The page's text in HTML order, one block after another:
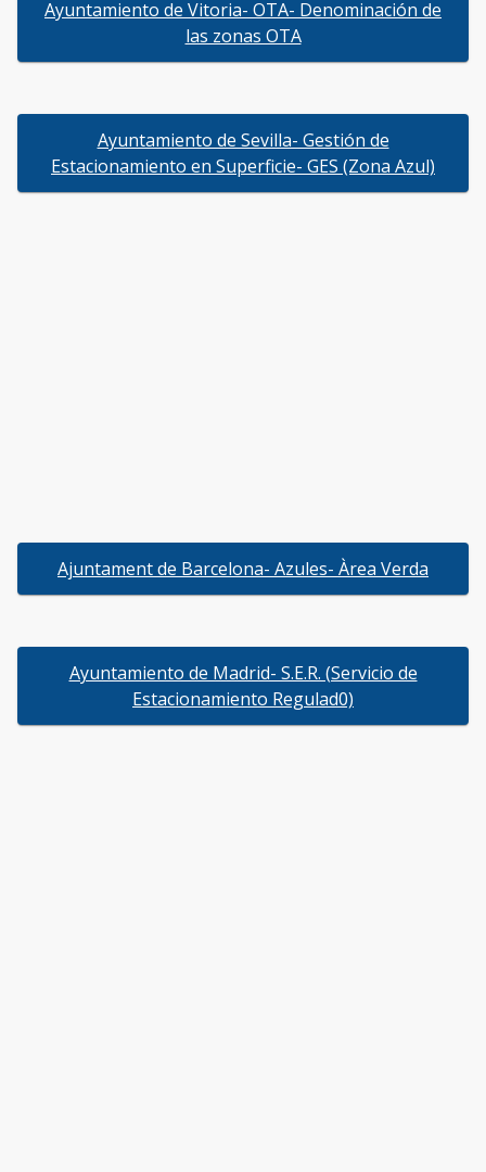
Ayuntamiento de Vitoria- OTA- Denominación de
las zonas OTA
Ayuntamiento de Sevilla- Gestión de
Estacionamiento en Superficie- GES (Zona Azul)
Ajuntament de Barcelona- Azules- Àrea Verda
Ayuntamiento de Madrid- S.E.R. (Servicio de
Estacionamiento Regulad0)